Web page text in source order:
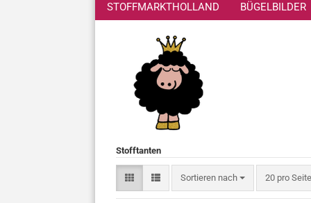
STOFFMARKTHOLLAND BÜGELBILDER
Stofftanten
Sortieren nach
Sortieren nach 20 pro Seite
pro Seite